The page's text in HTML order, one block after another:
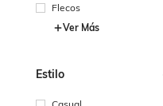
Flecos
Ver Más
Estilo